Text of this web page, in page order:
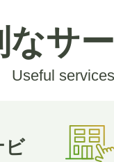
なサ
Useful services
ビ